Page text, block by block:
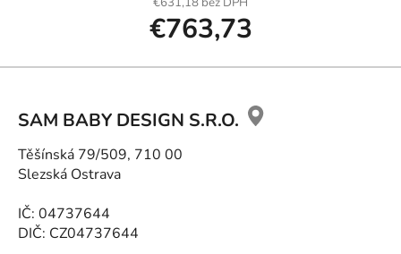
€763,73
SAM BABY DESIGN S.R.O.
Těšínská 79/509, 710 00
Slezská Ostrava
IČ: 04737644
DIČ: CZ04737644